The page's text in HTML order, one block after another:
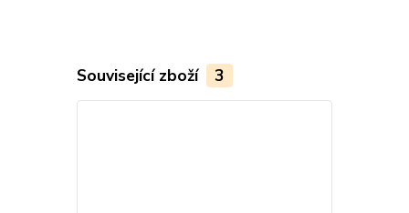
Související zboží 3